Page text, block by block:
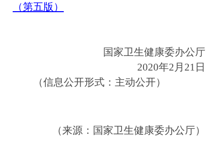
（第五版）
国家卫生健康委办公厅
2020年2月21日
（信息公开形式：主动公开）
（来源： 国家卫生健康委办公厅）